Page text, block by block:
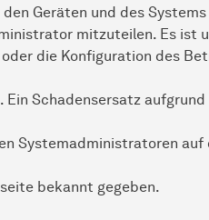
Geräten und des
mitzuteilen. Es ist
die Konfiguration des
Schadensersatz aufgrund
Systemadministratoren auf
bekannt gegeben.